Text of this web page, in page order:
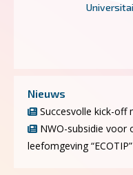
Nieuws
Succesvolle kick-off
NWO-subsidie voor
leefomgeving “ECOTIP”